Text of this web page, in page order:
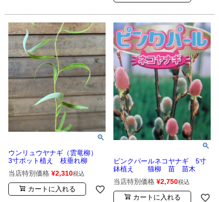
ウンリュウヤナギ（雲竜柳）
3寸ポット植え 枝垂れ柳
当店特別価格 ¥2,310税込
カートに入れる
ピンクパールネコヤナギ 5寸
鉢植え 猫柳 苗 苗木
当店特別価格 ¥2,750税込
カートに入れる